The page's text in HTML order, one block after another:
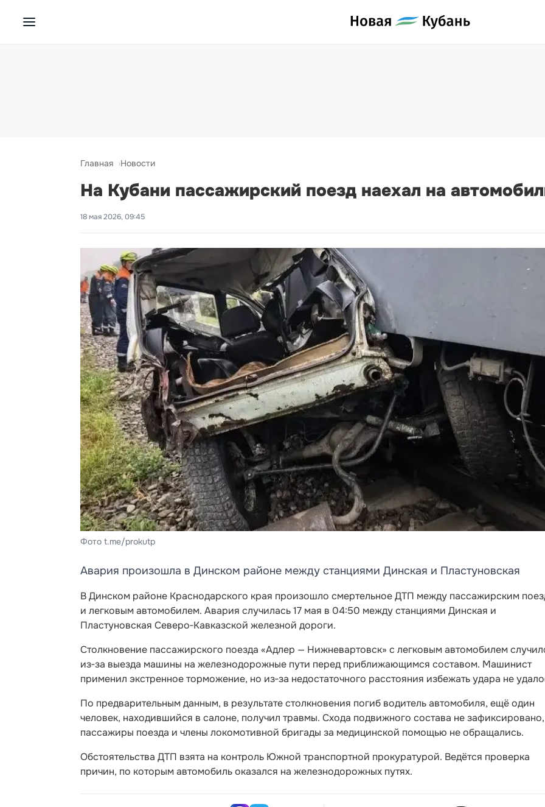
Главная Новости
На Кубани пассажирский поезд наехал на
18 мая 2026, 09:45
Фото t.me/prokutp
Авария произошла в Динском районе между станциями Динская и Пластуновская
В Динском районе Краснодарского края произошло смертельное ДТП между пассажирским
и легковым автомобилем. Авария случилась 17 мая в 04:50 между станциями Динская и
Пластуновская Северо‑Кавказской железной дороги.
Столкновение пассажирского поезда «Адлер — Нижневартовск» с легковым автомобилем
из‑за выезда машины на железнодорожные пути перед приближающимся составом. Машинист
применил экстренное торможение, но из‑за недостаточного расстояния избежать удара не
По предварительным данным, в результате столкновения погиб водитель автомобиля, ещё один
человек, находившийся в салоне, получил травмы. Схода подвижного состава не зафиксировано,
пассажиры поезда и члены локомотивной бригады за медицинской помощью не обращались.
Обстоятельства ДТП взята на контроль Южной транспортной прокуратурой. Ведётся проверка
причин, по которым автомобиль оказался на железнодорожных путях.